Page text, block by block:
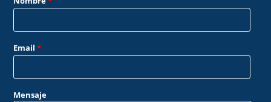
Email*
Mensaje